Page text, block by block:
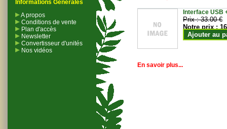
Informations Générales
A propos
Conditions de vente
Plan d'accès
Newsletter
Convertisseur d'unités
Nos vidéos
Interface USB
Prix :33.00 €
Notre prix :
Ajouter au
En savoir plus...